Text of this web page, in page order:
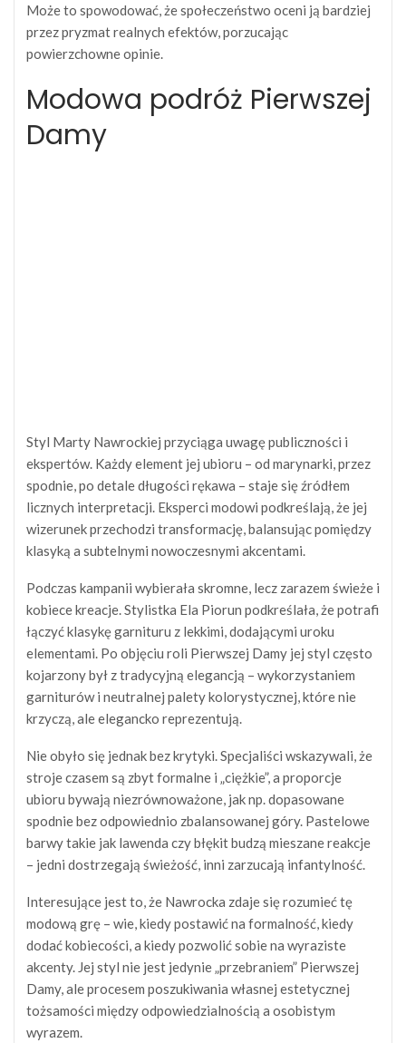
Może to spowodować, że społeczeństwo oceni ją bardziej
przez pryzmat realnych efektów, porzucając
powierzchowne opinie.
Modowa podróż Pierwszej
Damy
Styl Marty Nawrockiej przyciąga uwagę publiczności i
ekspertów. Każdy element jej ubioru – od marynarki, przez
spodnie, po detale długości rękawa – staje się źródłem
licznych interpretacji. Eksperci modowi podkreślają, że jej
wizerunek przechodzi transformację, balansując pomiędzy
klasyką a subtelnymi nowoczesnymi akcentami.
Podczas kampanii wybierała skromne, lecz zarazem świeże i
kobiece kreacje. Stylistka Ela Piorun podkreślała, że potrafi
łączyć klasykę garnituru z lekkimi, dodającymi uroku
elementami. Po objęciu roli Pierwszej Damy jej styl często
kojarzony był z tradycyjną elegancją – wykorzystaniem
garniturów i neutralnej palety kolorystycznej, które nie
krzyczą, ale elegancko reprezentują.
Nie obyło się jednak bez krytyki. Specjaliści wskazywali, że
stroje czasem są zbyt formalne i „ciężkie”, a proporcje
ubioru bywają niezrównoważone, jak np. dopasowane
spodnie bez odpowiednio zbalansowanej góry. Pastelowe
barwy takie jak lawenda czy błękit budzą mieszane reakcje
– jedni dostrzegają świeżość, inni zarzucają infantylność.
Interesujące jest to, że Nawrocka zdaje się rozumieć tę
modową grę – wie, kiedy postawić na formalność, kiedy
dodać kobiecości, a kiedy pozwolić sobie na wyraziste
akcenty. Jej styl nie jest jedynie „przebraniem” Pierwszej
Damy, ale procesem poszukiwania własnej estetycznej
tożsamości między odpowiedzialnością a osobistym
wyrazem.